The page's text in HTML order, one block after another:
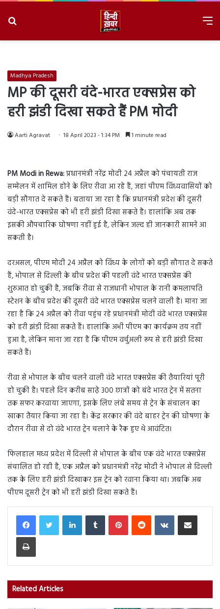
Madhya Pradesh
MP की दूसरी वंदे-भारत एक्सप्रेस को
हरी झंडी दिखा सकते हैं PM मोदी
Aarti Agravat 18 April 2023 - 1:34 PM 1 minute read
PM Modi in Rewa:प्रधानमंत्री नरेंद्र मोदी 24 अप्रैल को पंचायती राज
सम्मेलन में शामिल होने के लिए रीवा आ रहे हैं, जहां पीएम विंध्यवासियों को
बड़ी सौगात दे सकते हैं। बताया जा रहा है कि प्रधानमंत्री प्रदेश की दूसरी
वंदे-भारत एक्सप्रेस को भी हरी झंडी दिखा सकते है। हालांकि अब तक
इसकी औपचारिक घोषणा नहीं हुई है, लेकिन जल्द ही जानकारी सामने आ
सकती है।
दरअसल, पीएम मोदी 24 अप्रैल को विंध्य के लोगों को बड़ी सौगात दे सकते
हैं, भोपाल से दिल्ली के बीच प्रदेश की पहली वंदे भारत एक्सप्रेस की
शुरुआत हो चुकी है, जबकि रीवा से राजधानी भोपाल के रानी कमलापति
स्टेशन के बीच प्रदेश की दूसरी वंदे भारत एक्सप्रेस चलने वाली है। माना जा
रहा है कि 24 अप्रैल को रीवा पहुंच रहे प्रधानमंत्री मोदी वंदे भारत एक्सप्रेस
को हरी झंडी दिखा सकते हैं। हालांकि अभी पीएम का कार्यक्रम तय नहीं
हुआ है, लेकिन माना जा रहा है कि पीएम वर्चुअली रूप से हरी झंडी दिखा
सकते हैं।
रीवा से भोपाल के बीच चलने वाली वंदे भारत एक्सप्रेस की तैयारियां पूरी
हो चुकी है। पहले दिन करीब साढ़े 300 छात्रों को बंदे भारत ट्रेन में सतना
तक सफर करवाया जाएगा, इसके लिए लंबे समय से ट्रेन के संचालन का
खाका तैयार किया जा रहा है। केंद्र सरकार की वंदे बाहर ट्रेन की घोषणा के
दौरान रीवा से दो वंदे भारत ट्रेन चलाने के रैक हुए थे आवंटित।
फिलहाल मध्य प्रदेश में दिल्ली से भोपाल के बीच एक वंदे भारत एक्सप्रेस
संचालित हो रही है, एक अप्रैल को प्रधानमंत्री नरेंद्र मोदी ने भोपाल से दिल्ली
तक के लिए हरी झंडी दिखाकर इस ट्रेन को रवाना किया था। जबकि अब
पीएम दूसरी ट्रेन को भी हरी झंडी दिखा सकते हैं।
LinkedInTumblr PinterestReddit VKontakteShare via Email
Print
Related Articles